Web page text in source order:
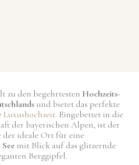
zu den begehrtesten Hochzeits-
und bietet das perfekte
Luxushochzeit. Eingebettet in die
der bayerischen Alpen, ist der
der ideale Ort für eine
mit Blick auf das glitzernde
Berggipfel.